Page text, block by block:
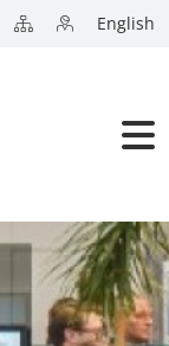
English